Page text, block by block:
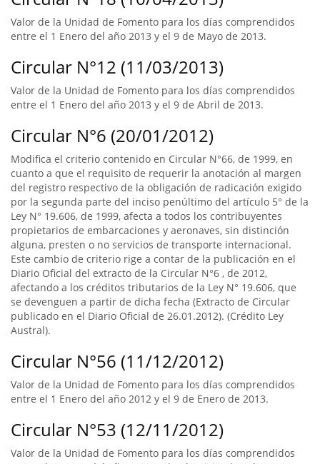
Valor de la Unidad de Fomento para los días comprendidos
entre el 1 Enero del año 2013 y el 9 de Mayo de 2013.
Circular N°12 (11/03/2013)
Valor de la Unidad de Fomento para los días comprendidos
entre el 1 Enero del año 2013 y el 9 de Abril de 2013.
Circular N°6 (20/01/2012)
Modifica el criterio contenido en Circular N°66, de 1999, en
cuanto a que el requisito de requerir la anotación al margen
del registro respectivo de la obligación de radicación exigido
por la segunda parte del inciso penúltimo del artículo 5° de la
Ley N° 19.606, de 1999, afecta a todos los contribuyentes
propietarios de embarcaciones y aeronaves, sin distinción
alguna, presten o no servicios de transporte internacional.
Este cambio de criterio rige a contar de la publicación en el
Diario Oficial del extracto de la Circular N°6 , de 2012,
afectando a los créditos tributarios de la Ley N° 19.606, que
se devenguen a partir de dicha fecha (Extracto de Circular
publicado en el Diario Oficial de 26.01.2012). (Crédito Ley
Austral).
Circular N°56 (11/12/2012)
Valor de la Unidad de Fomento para los días comprendidos
entre el 1 Enero del año 2012 y el 9 de Enero de 2013.
Circular N°53 (12/11/2012)
Valor de la Unidad de Fomento para los días comprendidos